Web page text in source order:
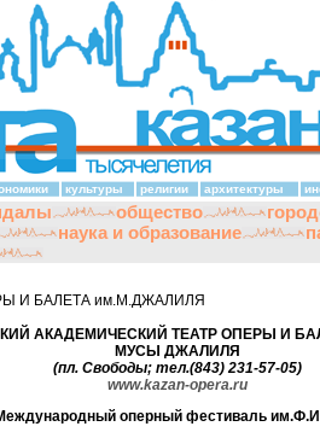
культуры религии архитектуры
общество
наука и образование
И БАЛЕТА им.М.ДЖАЛИЛЯ
АКАДЕМИЧЕСКИЙ ТЕАТР ОПЕРЫ И
МУСЫ ДЖАЛИЛЯ
(пл. Свободы; тел.(843) 231-57-05)
www.kazan-opera.ru
оперный фестиваль